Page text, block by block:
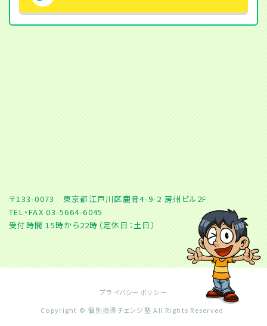
〒133-0073 東京都江戸川区鹿骨4-9-2 房州ビル2F
TEL・FAX 03-5664-6045
受付時間 15時から22時（定休日：土日）
プライバシーポリシー
Copyright © 個別指導チェンジ塾 All Rights Reserved.